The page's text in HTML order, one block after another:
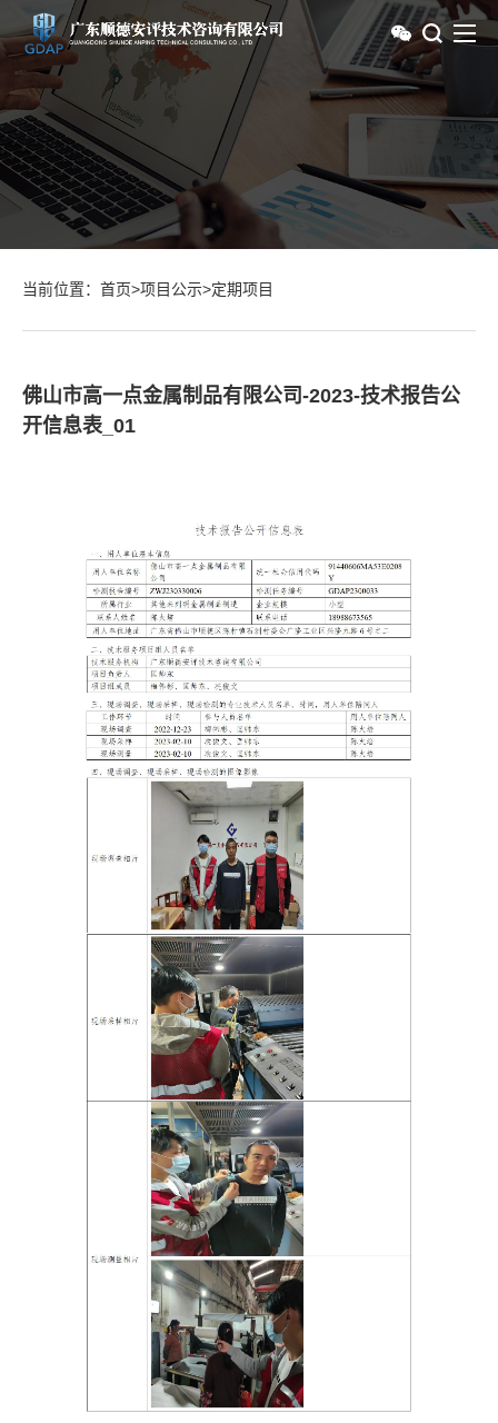
当前位置： 首页>项目公示>定期项目
佛山市高一点金属制品有限公司-2023-技术报告公
开信息表_01